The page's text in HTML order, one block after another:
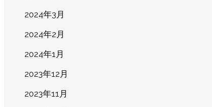
2024年3月
2024年2月
2024年1月
2023年12月
2023年11月